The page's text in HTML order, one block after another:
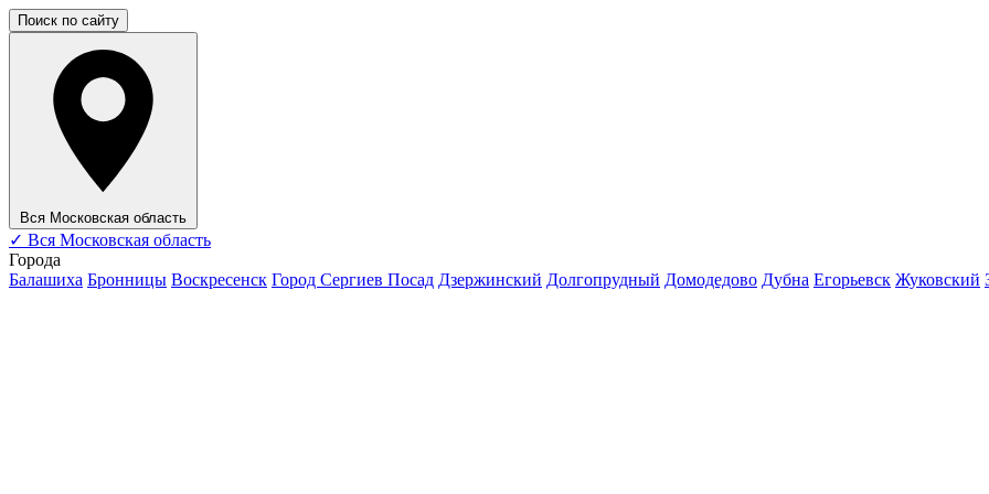
Поиск по сайту
Вся Московская область
✓ Вся Московская область
Города
Балашиха Бронницы Воскресенск Город Сергиев Посад Дзержинский Долгопрудный Домодедово Дубна Егорьевск Жуковский